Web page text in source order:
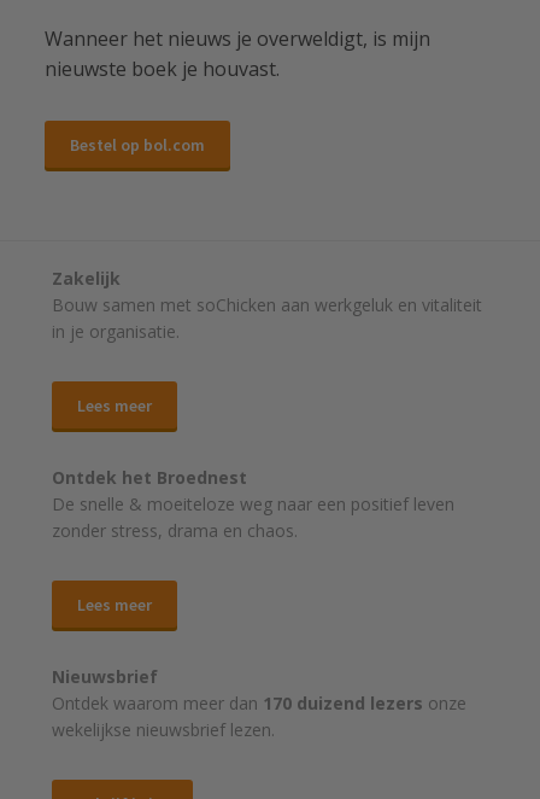
Wanneer het nieuws je overweldigt, is mijn
nieuwste boek je houvast.
Bestel op bol.com
Zakelijk
Bouw samen met soChicken aan werkgeluk en vitaliteit
in je organisatie.
Lees meer
Ontdek het Broednest
De snelle & moeiteloze weg naar een positief leven
zonder stress, drama en chaos.
Lees meer
Nieuwsbrief
Ontdek waarom meer dan 170 duizend lezers onze
wekelijkse nieuwsbrief lezen.